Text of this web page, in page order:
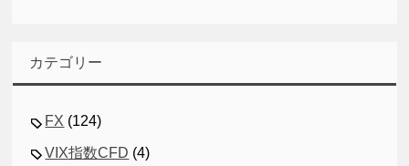
カテゴリー
FX (124)
VIX指数CFD (4)